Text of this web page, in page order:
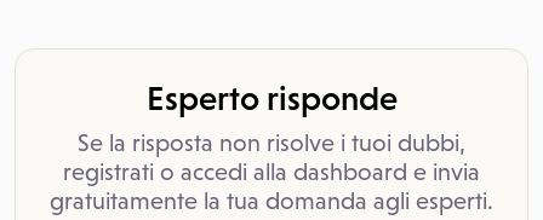
Esperto risponde
Se la risposta non risolve i tuoi dubbi,
registrati o accedi alla dashboard e invia
gratuitamente la tua domanda agli esperti.